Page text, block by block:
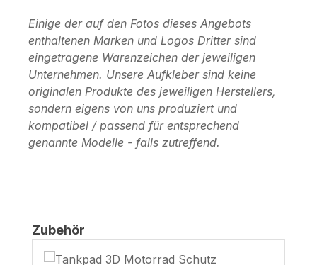
Einige der auf den Fotos dieses Angebots
enthaltenen Marken und Logos Dritter sind
eingetragene Warenzeichen der jeweiligen
Unternehmen. Unsere Aufkleber sind keine
originalen Produkte des jeweiligen Herstellers,
sondern eigens von uns produziert und
kompatibel / passend für entsprechend
genannte Modelle - falls zutreffend.
Produktgalerie überspringen
Zubehör